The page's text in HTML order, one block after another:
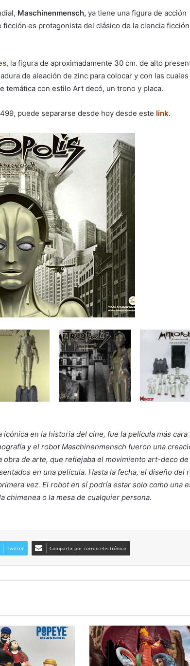
Maschinenmensch, ya tiene una figura de acción
es protagonista del clásico de la ciencia
, la figura de aproximadamente 30 cm. de alto
de aleación de zinc para colocar y con las cuales
temática con estilo Art decó, un trono y placa.
puede separarse desde hoy desde este link.
en la historia del cine, fue la película más cara
y el robot Maschinenmensch fueron una
obra de arte, que reflejaba el movimiento art-deco de
en una película. Hasta la fecha, el diseño del
vez. El robot en sí podría estar solo como una
chimenea o la mesa de cualquier persona.
Twitter Compartir por correo electrónico